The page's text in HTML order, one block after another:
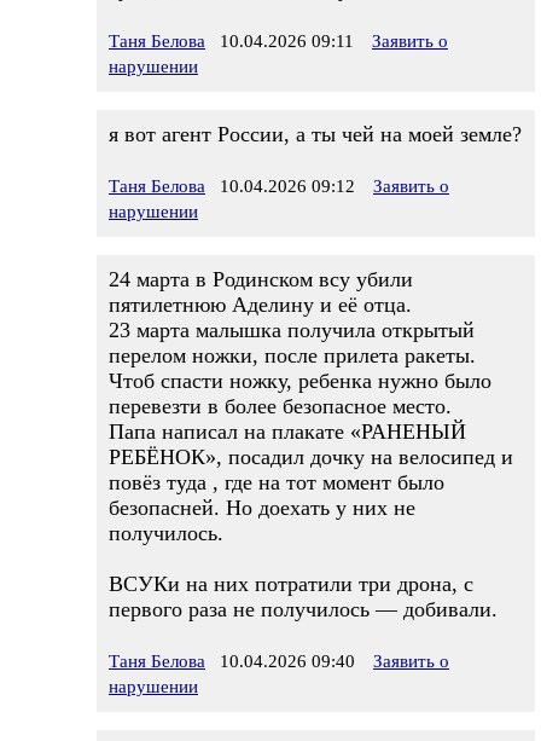
Таня Белова 10.04.2026 09:11
Заявить о
нарушении
я вот агент России, а ты чей на моей земле?
Таня Белова 10.04.2026 09:12
Заявить о
нарушении
24 марта в Родинском всу убили
пятилетнюю Аделину и её отца.
23 марта малышка получила открытый
перелом ножки, после прилета ракеты.
Чтоб спасти ножку, ребенка нужно было
перевезти в более безопасное место.
Папа написал на плакате «РАНЕНЫЙ
РЕБЁНОК», посадил дочку на велосипед и
повёз туда , где на тот момент было
безопасней. Но доехать у них не
получилось.
ВСУКи на них потратили три дрона, с
первого раза не получилось — добивали.
Таня Белова 10.04.2026 09:40
Заявить о
нарушении